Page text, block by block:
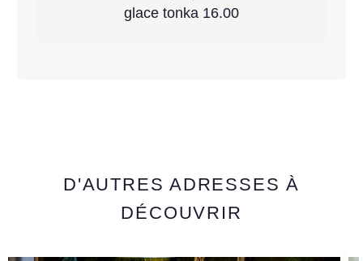
glace tonka 16.00
D'AUTRES ADRESSES À
DÉCOUVRIR